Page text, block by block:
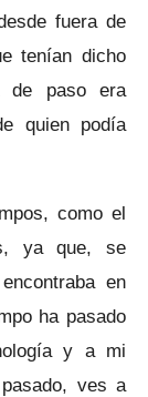
fuera de
tenían dicho
de paso era
quien podía
como el
ya que, se
en
ha pasado
y a mi
ves a